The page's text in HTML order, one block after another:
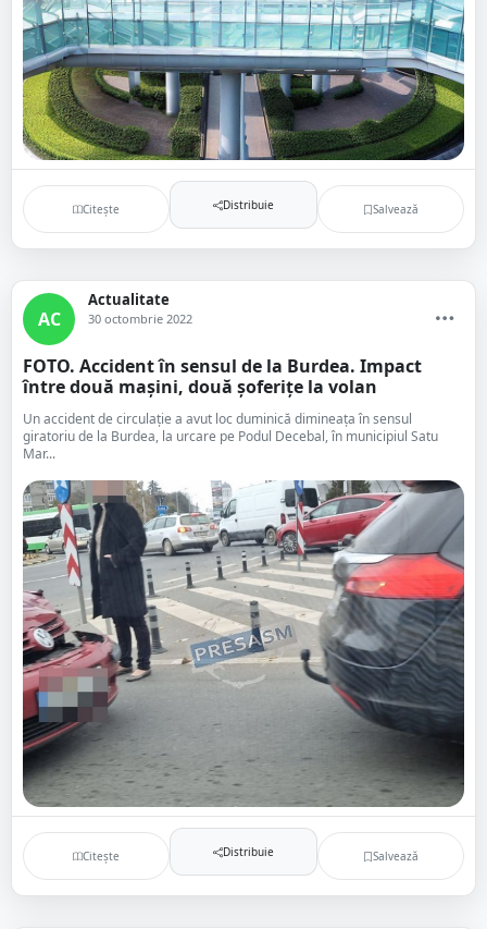
Citește Distribuie Salvează
AC
Actualitate
30 octombrie 2022
FOTO. Accident în sensul de la Burdea. Impact
între două mașini, două șoferițe la volan
Un accident de circulație a avut loc duminică dimineața în sensul
giratoriu de la Burdea, la urcare pe Podul Decebal, în municipiul Satu
Mar...
Citește Distribuie Salvează